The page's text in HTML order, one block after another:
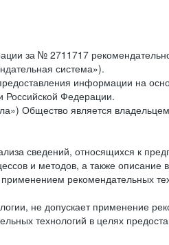
за № 2711717
система»).
информации на
Российской Федерации.
Общество является
сведений, относящихся к
и методов, а также
рекомендательных
не допускает применение
технологий в целях